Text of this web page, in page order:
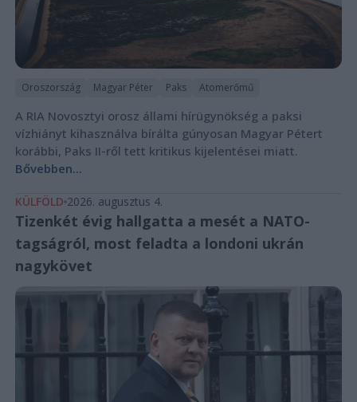
Oroszország Magyar Péter Paks Atomerőmű
A RIA Novosztyi orosz állami hírügynökség a paksi
vízhiányt kihasználva bírálta gúnyosan Magyar Pétert
korábbi, Paks II-ről tett kritikus kijelentései miatt.
Bővebben...
KÜLFÖLD 2026. augusztus 4.
Tizenkét évig hallgatta a mesét a NATO-
tagságról, most feladta a londoni ukrán
nagykövet